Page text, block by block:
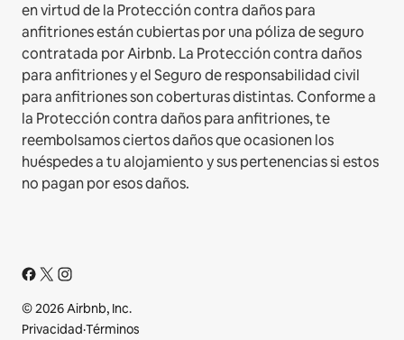
en virtud de la Protección contra daños para
anfitriones están cubiertas por una póliza de seguro
contratada por Airbnb. La Protección contra daños
para anfitriones y el Seguro de responsabilidad civil
para anfitriones son coberturas distintas. Conforme a
la Protección contra daños para anfitriones, te
reembolsamos ciertos daños que ocasionen los
huéspedes a tu alojamiento y sus pertenencias si estos
no pagan por esos daños.
© 2026 Airbnb, Inc.
Privacidad·Términos